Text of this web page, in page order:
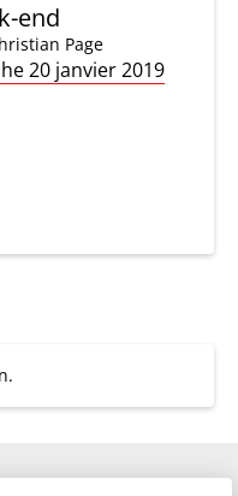
end
Page
20 janvier 2019